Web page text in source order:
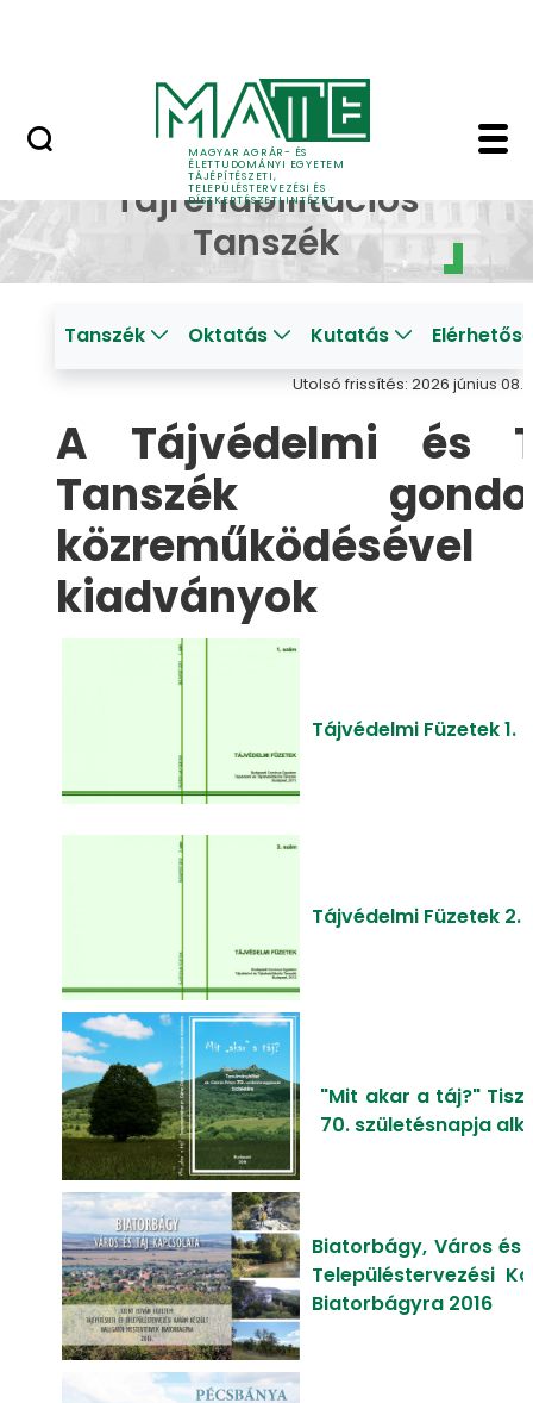
MAGYAR AGRÁR- ÉS
ÉLETTUDOMÁNYI EGYETEM
TÁJÉPÍTÉSZETI,
TELEPÜLÉSTERVEZÉSI ÉS
DÍSZKERTÉSZETI INTÉZET
Tanszéki kiadványok
Tájvédelmi és
Tájrehabilitációs
Tanszék
Tanszék Oktatás Kutatás
Utolsó frissítés: 2026 június 08.
A Tájvédelmi és
Tanszék
kiadványok
Tájvédelmi Füzetek 1.
Tájvédelmi Füzetek 2.
"Mit akar a táj?"
70. születésnapja
Biatorbágy, Város és
Településtervezési
Biatorbágyra 2016